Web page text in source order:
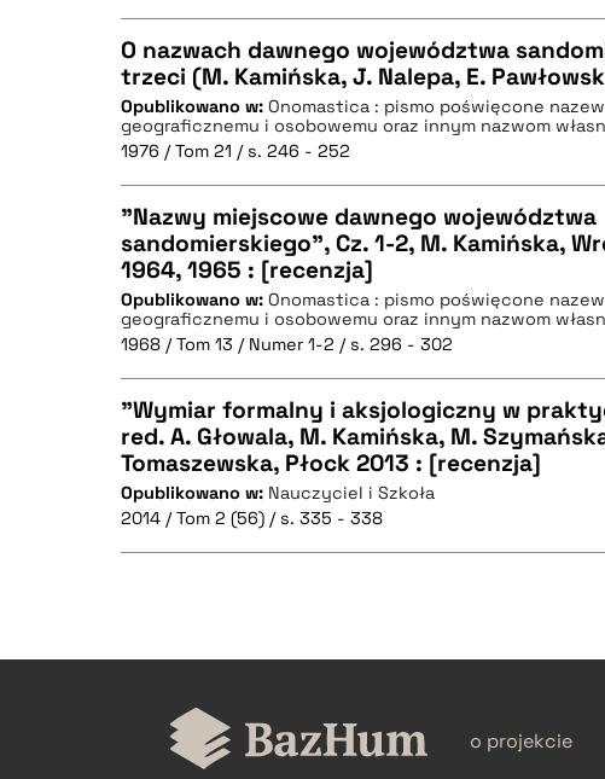
BIBTEX
CZYSTY TEKST
BIBTEX
O nazwach dawnego województwa
trzeci (M. Kamińska, J. Nalepa, E.
Opublikowano w: Onomastica : pismo poświęcone
geograficznemu i osobowemu oraz innym nazwom
1976 / Tom 21 / s. 246 - 252
CZYSTY TEKST
BIBTEX
"Nazwy miejscowe dawnego województwa
sandomierskiego", Cz. 1-2, M. Kamińska,
1964, 1965 : [recenzja]
Opublikowano w: Onomastica : pismo poświęcone
geograficznemu i osobowemu oraz innym nazwom
1968 / Tom 13 / Numer 1-2 / s. 296 - 302
CZYSTY TEKST
"Wymiar formalny i aksjologiczny w
red. A. Głowala, M. Kamińska, M.
Tomaszewska, Płock 2013 : [recenzja]
Opublikowano w: Nauczyciel i Szkoła
2014 / Tom 2 (56) / s. 335 - 338
o projekcie